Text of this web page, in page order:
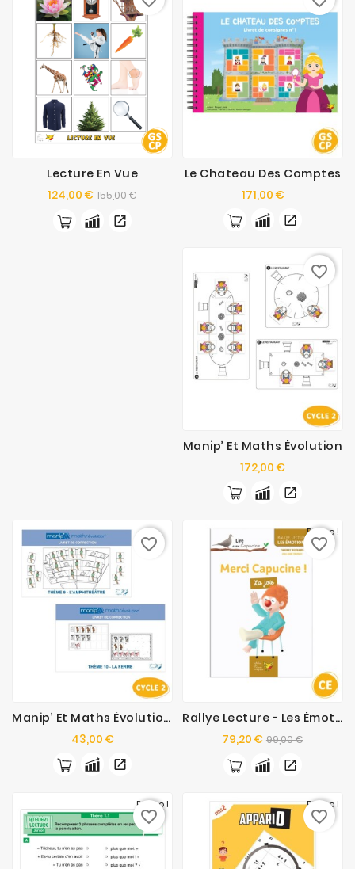
Lecture En Vue
124,00 € Prix
de
base
155,00 €Prix
Le Chateau Des Comptes
171,00 €Prix
Manip’ Et Maths Évolution
172,00 €Prix
favorite_border
Manip’ Et Maths Évolution - Kit Supplémentaire
43,00 €Prix
favorite_border
Promo !
Rallye Lecture - Les Émotions
79,20 € Prix
de
base
99,00 €Prix
favorite_border
Promo !
favorite_border
Promo !
favorite_border